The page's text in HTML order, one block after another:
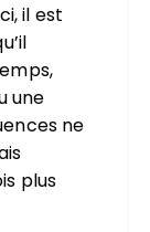
il est
une
ne
plus